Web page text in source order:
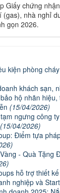
Giấy chứng
(gas), nhà nghỉ
gọn 2026.
kiện phòng
khách sạn,
hộ nhãn
(15/04/2026)
ngưng công
(15/04/2026)
Điểm tựa
- Quà Tặng
hỗ trợ thiết
nghiệp và